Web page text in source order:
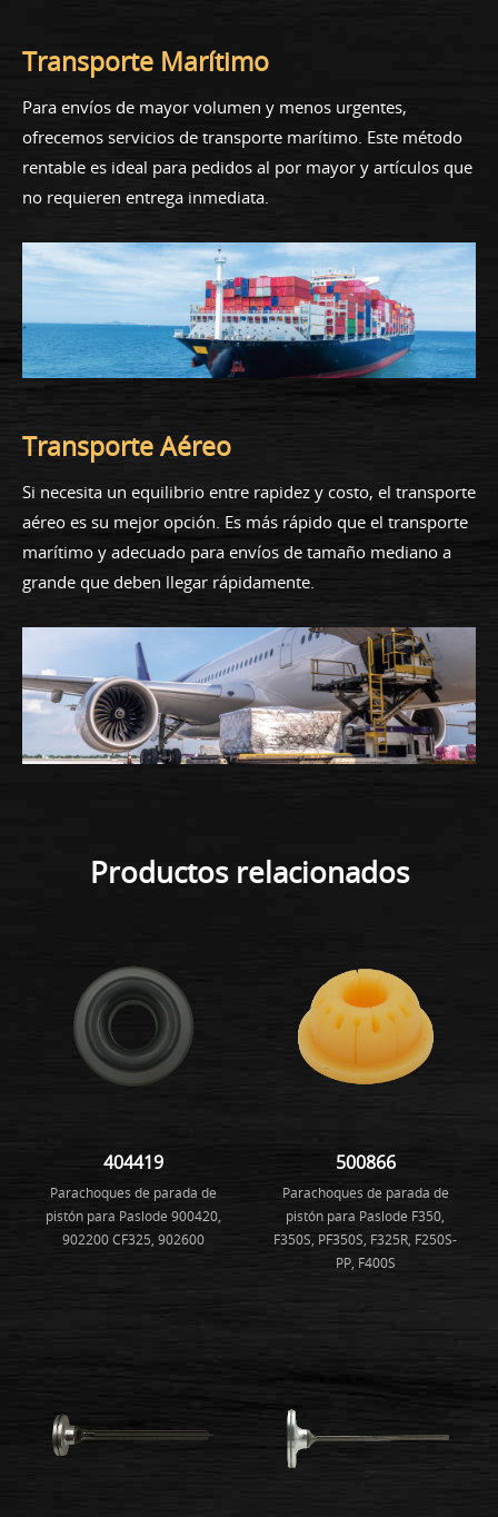
Transporte Marítimo
Para envíos de mayor volumen y menos urgentes,
ofrecemos servicios de transporte marítimo. Este método
rentable es ideal para pedidos al por mayor y artículos que
no requieren entrega inmediata.
Transporte Aéreo
Si necesita un equilibrio entre rapidez y costo, el transporte
aéreo es su mejor opción. Es más rápido que el transporte
marítimo y adecuado para envíos de tamaño mediano a
grande que deben llegar rápidamente.
Productos relacionados
404419
Parachoques de parada de
pistón para Paslode 900420,
902200 CF325, 902600
500866
Parachoques de parada de
pistón para Paslode F350,
F350S, PF350S, F325R, F250S-
PP, F400S